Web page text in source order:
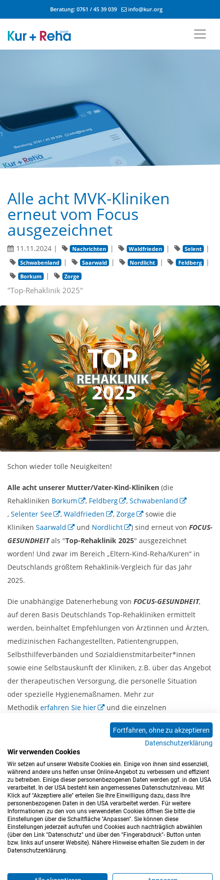
Beratung: 0761 / 45 39 039 info@kur.org
Alle acht MVK-Kliniken
erneut vom Focus
ausgezeichnet
11.11.2024 | Nachrichten | Waldfrieden | Selent |
Schwabenland | Saarwald | Nordlicht | Feldberg |
Borkum | Zorge
"Top-Rehaklinik 2025"
Schon wieder tolle Neuigkeiten!
Alle acht unserer Mutter/Vater-Kind-Kliniken (die
Rehakliniken Borkum , Feldberg , Schwabenland
, Selenter See , Waldfrieden , Zorge
sowie die
Kliniken Saarwald und Nordlicht ) sind erneut von FOCUS-
GESUNDHEITals "Top-Rehaklinik 2025" ausgezeichnet
worden! Und zwar im Bereich „Eltern-Kind-Reha/Kuren“ in
Deutschlands größtem Rehaklinik-Vergleich für das Jahr
2025.
Die unabhängige Datenerhebung von FOCUS-GESUNDHEIT,
auf deren Basis Deutschlands Top-Rehakliniken ermittelt
werden, beinhaltet Empfehlungen von Ärztinnen und Ärzten,
medizinischen Fachangestellten, Patientengruppen,
Selbsthilfeverbänden und Sozialdienstmitarbeiter*innen
sowie eine Selbstauskunft der Kliniken, z.B. über das Angebot
der therapeutischen Versorgung, die personelle Situation
oder spezielle Hygienemaßnamen. Mehr zur
Methodik erfahren Sie hier
und die einzelnen
über dieser Seite .
Herzlichen Glückwunsch an die Teams unserer Kliniken!
Zurück
Impressum Datenschutz Barrierefreiheitserklärung
Hinweisgeberkanal Blog Mitarbeiter*innen
Fortfahren, ohne zu akzeptieren
Datenschutzerklärung
Wir verwenden Cookies
Wir setzen auf unserer Website Cookies ein. Einige von ihnen sind essenziell,
während andere uns helfen unser Online-Angebot zu verbessern und effizient
zu betreiben. Einige dieser personenbezogenen Daten werden ggf. in den USA
verarbeitet. In der USA besteht kein angemessenes Datenschutzniveau. Mit
Klick auf "Akzeptiere alle" erteilen Sie Ihre Einwilligung dazu, dass Ihre
personenbezogenen Daten in den USA verarbeitet werden. Für weitere
Informationen zu den von uns verwendeten Cookies öffnen Sie bitte die
Einstellungen über die Schaltfläche "Anpassen". Sie können diese
Einstellungen jederzeit aufrufen und Cookies auch nachträglich abwählen
(über den Link "Datenschutz" und über den "Fingerabdruck"- Button unten
bzw. links auf unserer Website). Nähere Hinweise erhalten Sie zudem in der
Datenschutzerklärung.